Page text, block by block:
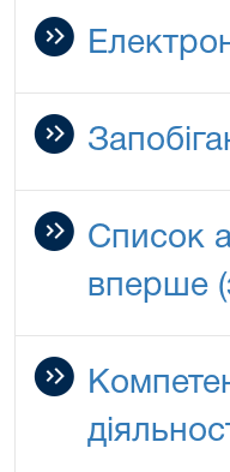
Список
вперше